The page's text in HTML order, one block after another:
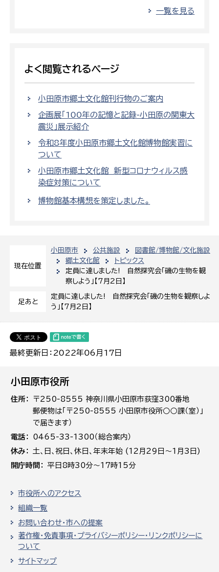
現在位置
小田原市 公共施設
図書館/博物館/文化施設
郷土文化館
トピックス
定員に達しました! 自然探究会「磯の生物を観
察しよう」【7月2日】
足あと
定員に達しました! 自然探究会「磯の生物を観察しよ
う」【7月2日】
最終更新日：2022年06月17日
一覧を見る
よく閲覧されるページ
小田原市郷土文化館刊行物のご案内
企画展「100年の記憶と記録-小田原の関東大
震災」展示紹介
令和8年度小田原市郷土文化館博物館実習に
ついて
小田原市郷土文化館 新型コロナウィルス感
染症対策について
博物館基本構想を策定しました。
小田原市役所
住所
〒250-8555 神奈川県小田原市荻窪300番地
郵便物は「〒250-8555 小田原市役所○○課（室）」
で届きます）
電話
0465-33-1300（総合案内）
休み
土､日､祝日、休日、年末年始 (12月29日～1月3日)
開庁時間
平日8時30分～17時15分
市役所へのアクセス
組織一覧
お問い合わせ・市への提案
著作権・免責事項・プライバシーポリシー・リンクポリシーに
ついて
サイトマップ